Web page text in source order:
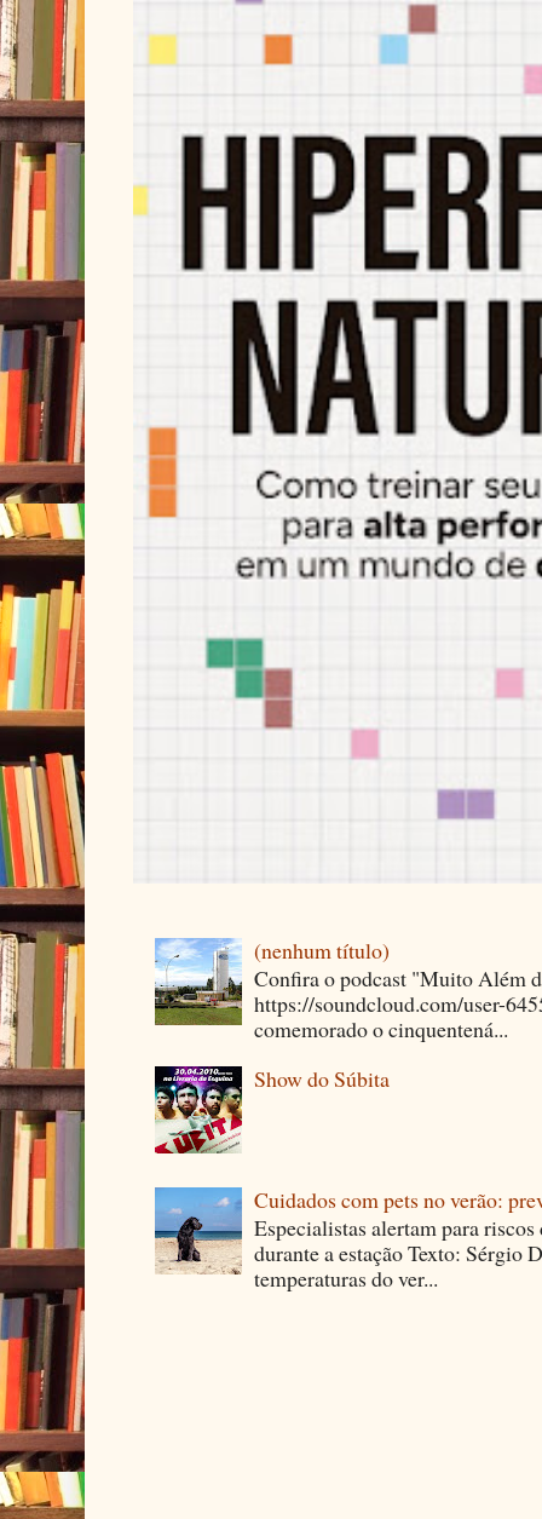
(nenhum título)
Confira o podcast "Muito Além
https://soundcloud.com/user-
comemorado o cinquentená...
Show do Súbita
Cuidados com pets no verão:
Especialistas alertam para
durante a estação Texto: Sérgio
temperaturas do ver...